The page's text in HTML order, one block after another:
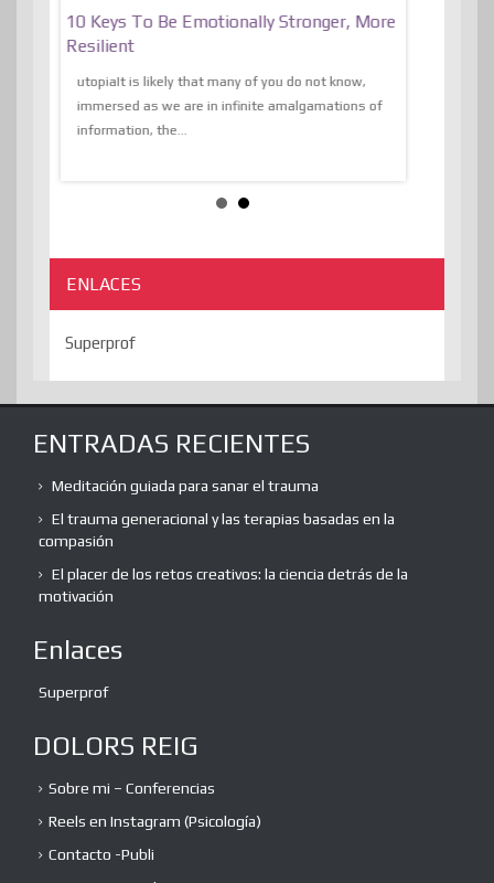
10 Keys To Be Emotionally Stronger, More
Resilient
utopiaIt is likely that many of you do not know,
immersed as we are in infinite amalgamations of
information, the...
ENLACES
Superprof
ENTRADAS RECIENTES
Meditación guiada para sanar el trauma
El trauma generacional y las terapias basadas en la
compasión
El placer de los retos creativos: la ciencia detrás de la
motivación
Enlaces
Superprof
DOLORS REIG
Sobre mi – Conferencias
Reels en Instagram (Psicología)
Contacto -Publi